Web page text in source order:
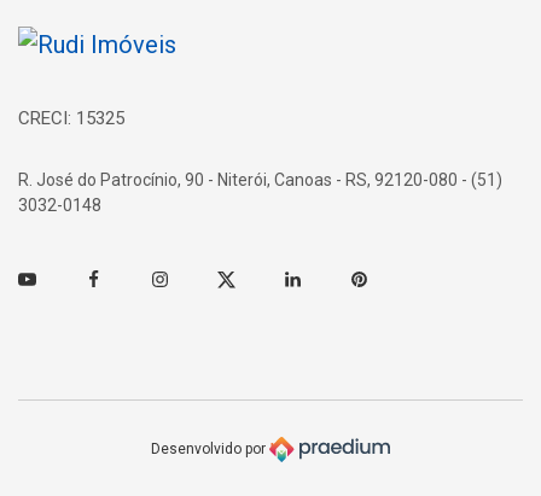
Página inicial
CRECI: 15325
R. José do Patrocínio, 90 - Niterói, Canoas - RS, 92120-080 - (51)
3032-0148
Youtube FacebookInstagramTwitter Linkedin Pinterest
Desenvolvido por